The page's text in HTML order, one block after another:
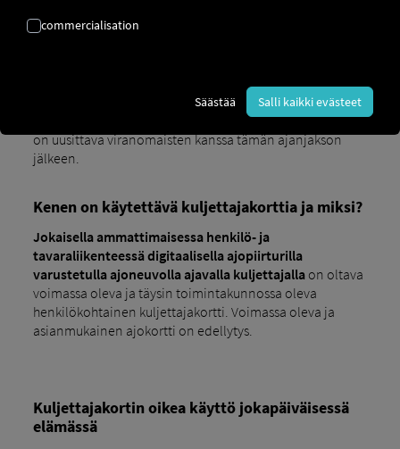
jokaisella kuljettajalla on oltava oma henkilökohtainen
pakollista toukokuusta 2006 lähtien ajotunteja
koskevalla asetuksella (EY) N:o 561/2006.
Kuljettajakortti on voimassa enintään viisi vuotta, ja se
on uusittava viranomaisten kanssa tämän ajanjakson
jälkeen.
Kenen on käytettävä kuljettajakorttia ja miksi?
Jokaisella ammattimaisessa henkilö- ja
tavaraliikenteessä digitaalisella ajopiirturilla
varustetulla ajoneuvolla ajavalla kuljettajallaon oltava
voimassa oleva ja täysin toimintakunnossa oleva
henkilökohtainen kuljettajakortti. Voimassa oleva ja
asianmukainen ajokortti on edellytys.
Kuljettajakortin oikea käyttö jokapäiväisessä
elämässä
commercialisation
Säästää Salli kaikki evästeet